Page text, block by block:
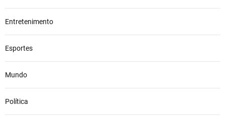
Entretenimento
Esportes
Mundo
Política